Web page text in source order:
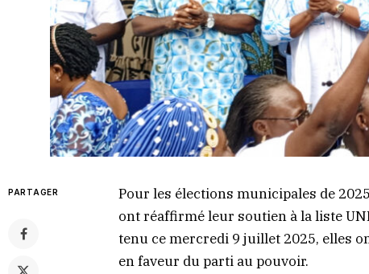
PARTAGER
Pour les élections municipales de
ont réaffirmé leur soutien à la liste
tenu ce mercredi 9 juillet 2025, elles
en faveur du parti au pouvoir.